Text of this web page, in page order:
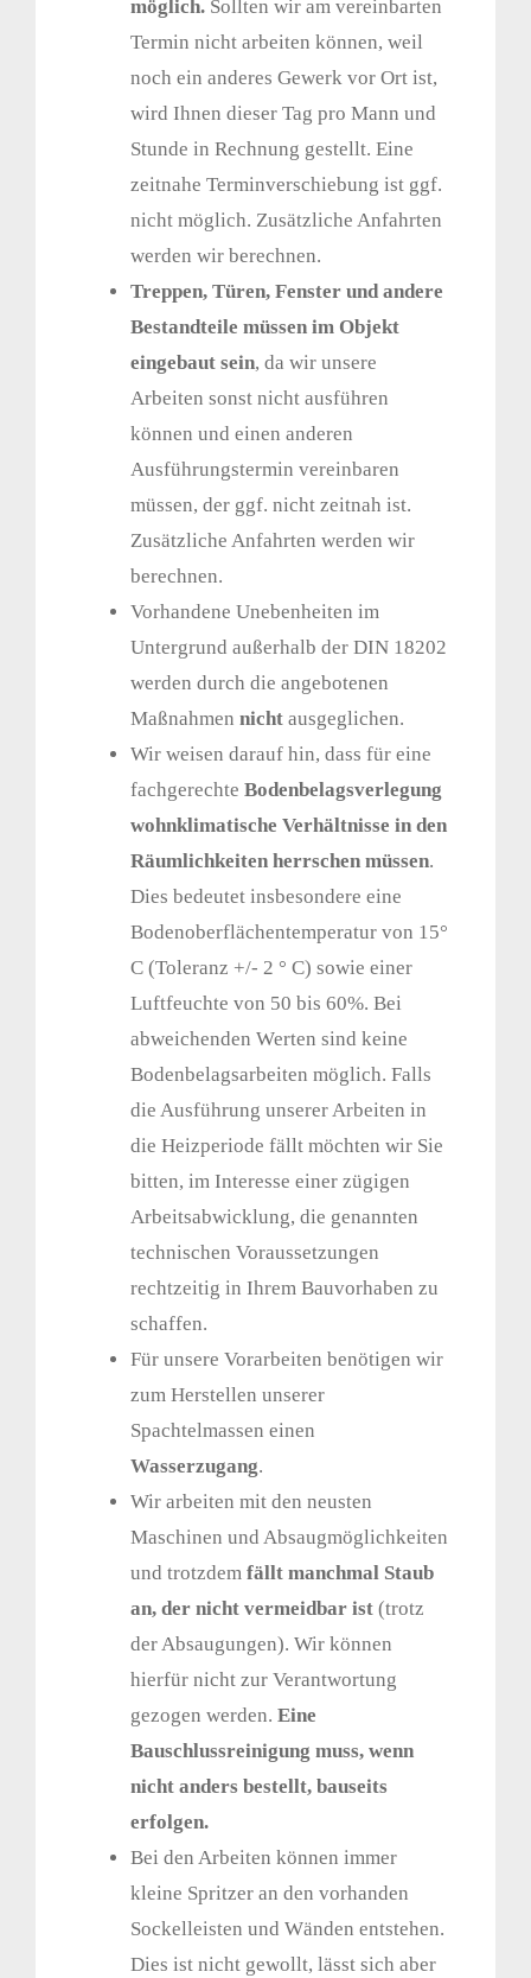
möglich. Sollten wir am vereinbarten
Termin nicht arbeiten können, weil
noch ein anderes Gewerk vor Ort ist,
wird Ihnen dieser Tag pro Mann und
Stunde in Rechnung gestellt. Eine
zeitnahe Terminverschiebung ist ggf.
nicht möglich. Zusätzliche Anfahrten
werden wir berechnen.
Treppen, Türen, Fenster und andere
Bestandteile müssen im Objekt
eingebaut sein, da wir unsere
Arbeiten sonst nicht ausführen
können und einen anderen
Ausführungstermin vereinbaren
müssen, der ggf. nicht zeitnah ist.
Zusätzliche Anfahrten werden wir
berechnen.
Vorhandene Unebenheiten im
Untergrund außerhalb der DIN 18202
werden durch die angebotenen
Maßnahmen nicht ausgeglichen.
Wir weisen darauf hin, dass für eine
fachgerechte Bodenbelagsverlegung
wohnklimatische Verhältnisse in den
Räumlichkeiten herrschen müssen.
Dies bedeutet insbesondere eine
Bodenoberflächentemperatur von 15°
C (Toleranz +/- 2 ° C) sowie einer
Luftfeuchte von 50 bis 60%. Bei
abweichenden Werten sind keine
Bodenbelagsarbeiten möglich. Falls
die Ausführung unserer Arbeiten in
die Heizperiode fällt möchten wir Sie
bitten, im Interesse einer zügigen
Arbeitsabwicklung, die genannten
technischen Voraussetzungen
rechtzeitig in Ihrem Bauvorhaben zu
schaffen.
Für unsere Vorarbeiten benötigen wir
zum Herstellen unserer
Spachtelmassen einen
Wasserzugang.
Wir arbeiten mit den neusten
Maschinen und Absaugmöglichkeiten
und trotzdem fällt manchmal Staub
an, der nicht vermeidbar ist (trotz
der Absaugungen). Wir können
hierfür nicht zur Verantwortung
gezogen werden. Eine
Bauschlussreinigung muss, wenn
nicht anders bestellt, bauseits
erfolgen.
Bei den Arbeiten können immer
kleine Spritzer an den vorhanden
Sockelleisten und Wänden entstehen.
Dies ist nicht gewollt, lässt sich aber